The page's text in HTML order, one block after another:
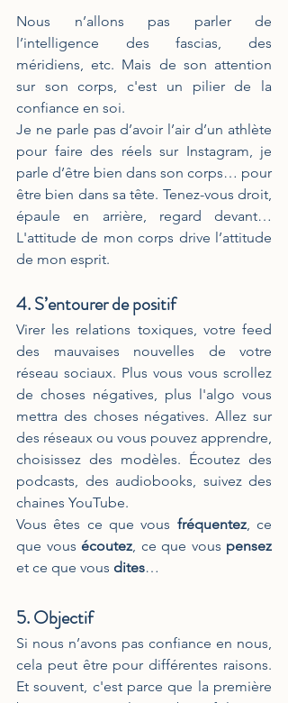
Nous n’allons pas parler de
l’intelligence des fascias, des
méridiens, etc. Mais de son attention
sur son corps, c'est un pilier de la
confiance en soi.
Je ne parle pas d’avoir l’air d’un athlète
pour faire des réels sur Instagram, je
parle d’être bien dans son corps… pour
être bien dans sa tête. Tenez-vous droit,
épaule en arrière, regard devant…
L'attitude de mon corps drive l’attitude
de mon esprit.
4. S’entourer de positif
Virer les relations toxiques, votre feed
des mauvaises nouvelles de votre
réseau sociaux. Plus vous vous scrollez
de choses négatives, plus l'algo vous
mettra des choses négatives. Allez sur
des réseaux ou vous pouvez apprendre,
choisissez des modèles. Écoutez des
podcasts, des audiobooks, suivez des
chaines YouTube.
Vous êtes ce que vous fréquentez, ce
que vous écoutez , ce que vous pensez
et ce que vous dites…
5. Objectif
Si nous n’avons pas confiance en nous,
cela peut être pour différentes raisons.
Et souvent, c'est parce que la première